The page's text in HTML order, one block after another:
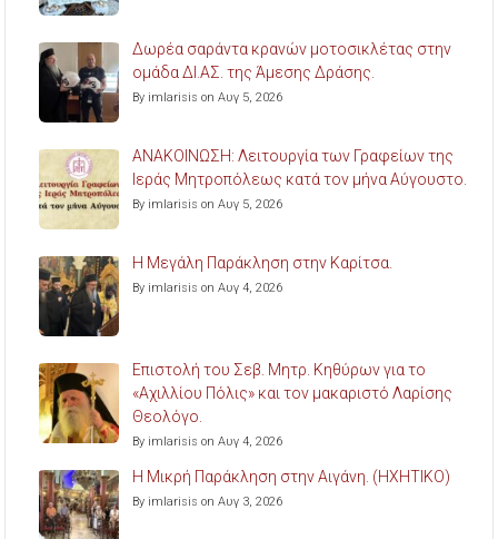
Δωρέα σαράντα κρανών μοτοσικλέτας στην
ομάδα ΔΙ.ΑΣ. της Άμεσης Δράσης.
By imlarisis on Αυγ 5, 2026
ΑΝΑΚΟΙΝΩΣΗ: Λειτουργία των Γραφείων της
Ιεράς Μητροπόλεως κατά τον μήνα Αύγουστο.
By imlarisis on Αυγ 5, 2026
Η Μεγάλη Παράκληση στην Καρίτσα.
By imlarisis on Αυγ 4, 2026
Επιστολή του Σεβ. Μητρ. Κηθύρων για το
«Αχιλλίου Πόλις» και τον μακαριστό Λαρίσης
Θεολόγο.
By imlarisis on Αυγ 4, 2026
Η Μικρή Παράκληση στην Αιγάνη. (ΗΧΗΤΙΚΟ)
By imlarisis on Αυγ 3, 2026